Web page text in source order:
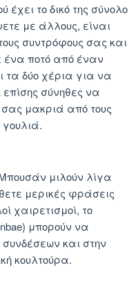
έχει το δικό της σύνολο
με άλλους, είναι
συντρόφους σας και
ποτό από έναν
τα δύο χέρια για να
επίσης σύνηθες να
μακριά από τους
μιλούν λίγα
μερικές φράσεις
χαιρετισμοί, το
μπορούν να
συνδέσεων και στην
κουλτούρα.